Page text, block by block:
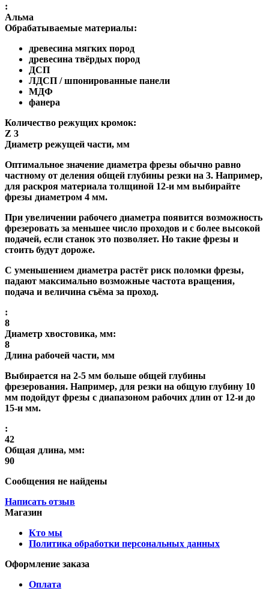
:
Альма
Обрабатываемые материалы:
древесина мягких пород
древесина твёрдых пород
ДСП
ЛДСП / шпонированные панели
МДФ
фанера
Количество режущих кромок:
Z 3
Диаметр режущей части, мм
Оптимальное значение диаметра фрезы обычно равно
частному от деления общей глубины резки на 3. Например,
для раскроя материала толщиной 12-и мм выбирайте
фрезы диаметром 4 мм.
При увеличении рабочего диаметра появится возможность
фрезеровать за меньшее число проходов и с более высокой
подачей, если станок это позволяет. Но такие фрезы и
стоить будут дороже.
С уменьшением диаметра растёт риск поломки фрезы,
падают максимально возможные частота вращения,
подача и величина съёма за проход.
:
8
Диаметр хвостовика, мм:
8
Длина рабочей части, мм
Выбирается на 2-5 мм больше общей глубины
фрезерования. Например, для резки на общую глубину 10
мм подойдут фрезы с диапазоном рабочих длин от 12-и до
15-и мм.
:
42
Общая длина, мм:
90
Сообщения не найдены
Написать отзыв
Магазин
Кто мы
Политика обработки персональных данных
Оформление заказа
Оплата